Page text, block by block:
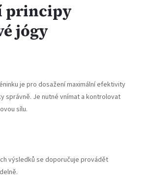
principy
jógy
je pro dosažení maximální efektivity
správně. Je nutné vnímat a kontrolovat
sílu.
výsledků se doporučuje provádět